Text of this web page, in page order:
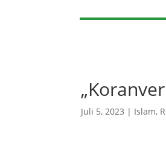
Juli 5, 2023 | Islam,